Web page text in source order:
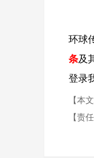
环球
条及
登录
【本
【责